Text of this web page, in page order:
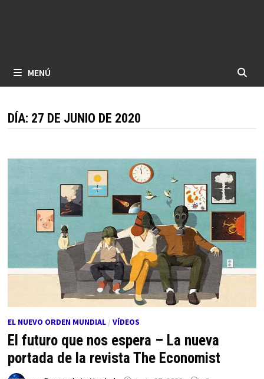
MENÚ
DÍA: 27 DE JUNIO DE 2020
EL NUEVO ORDEN MUNDIAL/ VÍDEOS
El futuro que nos espera – La nueva
portada de la revista The Economist